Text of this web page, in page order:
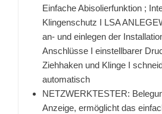
Einfache Abisolierfunktion ;
Klingenschutz I LSA
an- und einlegen der
Anschlüsse I einstellbarer
Ziehhaken und Klinge I
automatisch
NETZWERKTESTER:
Anzeige, ermöglicht das